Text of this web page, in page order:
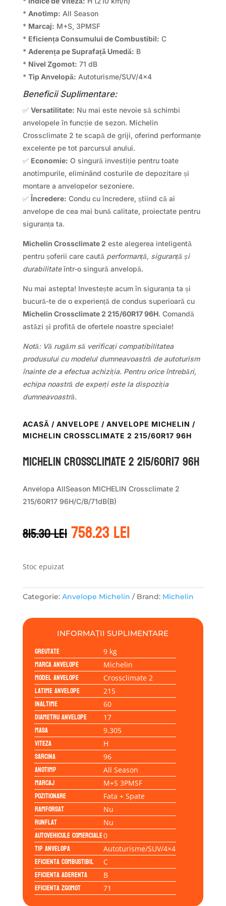
* Anotimp: All Season
* Marcaj: M+S, 3PMSF
* Eficiența Consumului de Combustibil: C
* Aderența pe Suprafață Umedă: B
* Nivel Zgomot: 71 dB
* Tip Anvelopă: Autoturisme/SUV/4×4
Beneficii Suplimentare:
✅ Versatilitate: Nu mai este nevoie să schimbi
anvelopele în funcție de sezon. Michelin
Crossclimate 2 te scapă de griji, oferind performanțe
excelente pe tot parcursul anului.
✅ Economie: O singură investiție pentru toate
anotimpurile, eliminând costurile de depozitare și
montare a anvelopelor sezoniere.
✅Încredere: Condu cu încredere, știind că ai
anvelope de cea mai bună calitate, proiectate pentru
siguranța ta.
Michelin Crossclimate 2 este alegerea inteligentă
pentru șoferii care caută performanță, siguranță și
durabilitateîntr-o singură anvelopă.
Nu mai astepta! Investește acum în siguranța ta și
bucură-te de o experiență de condus superioară cu
Michelin Crossclimate 2 215/60R17 96H. Comandă
astăzi și profită de ofertele noastre speciale!
Notă: Vă rugăm să verificați compatibilitatea
produsului cu modelul dumneavoastră de autoturism
înainte de a efectua achiziția. Pentru orice întrebări,
echipa noastră de experți este la dispoziția
dumneavoastră.
ACASĂ / ANVELOPE / ANVELOPE MICHELIN /
MICHELIN CROSSCLIMATE 2 215/60R17 96H
Michelin CROSSCLIMATE 2 215/60R17 96H
Anvelopa AllSeason MICHELIN Crossclimate 2
215/60R17 96H/C/B/71dB(B)
815.30leiPrețul
inițial
758.23leiPrețul
curent
Stoc epuizat
Categorie: Anvelope Michelin Brand: Michelin
INFORMAȚII SUPLIMENTARE
Greutate 9 kg
Marca anvelope Michelin
Model anvelope Crossclimate 2
Latime anvelope 215
Inaltime 60
Diametru anvelope 17
Masa 9.305
Viteza H
Sarcina 96
Anotimp All Season
Marcaj M+S 3PMSF
Pozitionare Fata + Spate
Ramforsat Nu
Runflat Nu
Autovehicule comerciale0
Tip anvelopa Autoturisme/SUV/4×4
Eficienta Combustibil C
Eficienta Aderenta B
Eficienta Zgomot 71